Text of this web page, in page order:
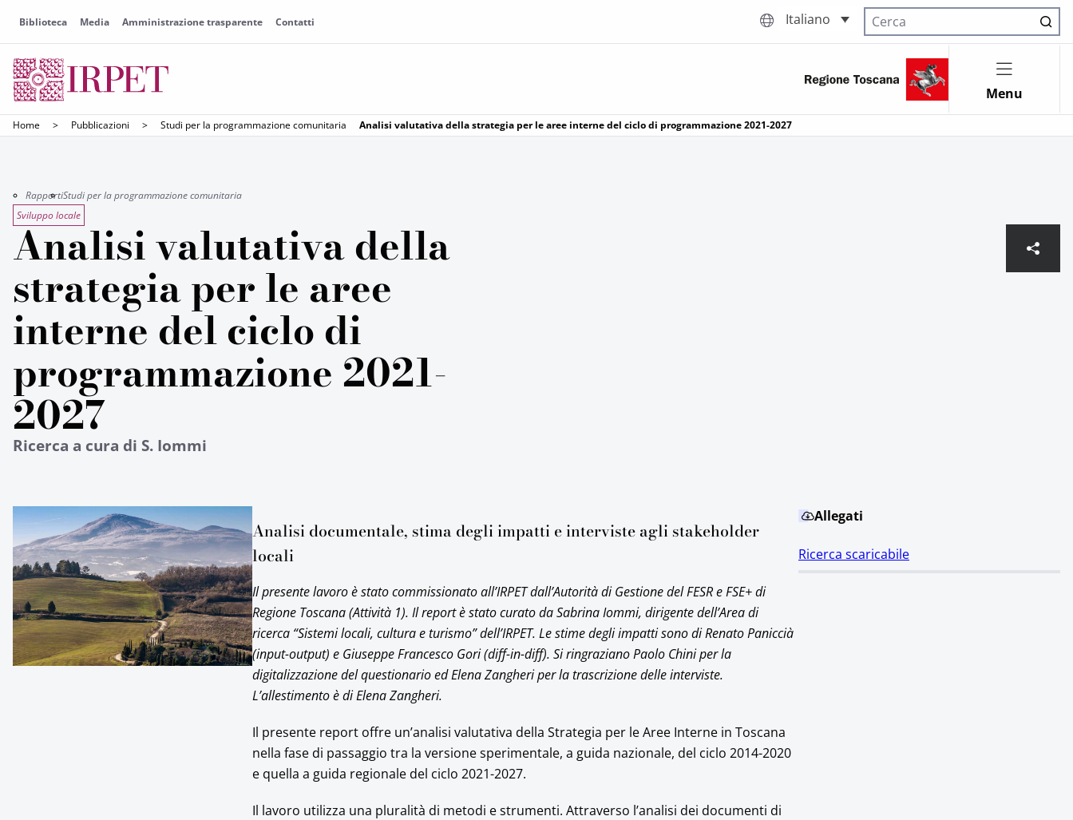
Biblioteca Media Amministrazione trasparente Contatti Italiano
Cerca nel sito
Menu
Home > Pubblicazioni > Studi per la programmazione comunitaria Analisi valutativa della strategia per le aree interne del ciclo di programmazione 2021-2027
RapportiStudi per la programmazione comunitaria
Sviluppo locale
Analisi valutativa della
strategia per le aree
interne del ciclo di
programmazione 2021-
2027
Ricerca a cura di S. Iommi
Analisi documentale, stima degli impatti e interviste agli stakeholder
locali
Il presente lavoro è stato commissionato all’IRPET dall’Autorità di Gestione del FESR e FSE+ di
Regione Toscana (Attività 1). Il report è stato curato da Sabrina Iommi, dirigente dell’Area di
ricerca “Sistemi locali, cultura e turismo” dell’IRPET. Le stime degli impatti sono di Renato Paniccià
(input-output) e Giuseppe Francesco Gori (diff-in-diff). Si ringraziano Paolo Chini per la
digitalizzazione del questionario ed Elena Zangheri per la trascrizione delle interviste.
L’allestimento è di Elena Zangheri.
Il presente report offre un’analisi valutativa della Strategia per le Aree Interne in Toscana
nella fase di passaggio tra la versione sperimentale, a guida nazionale, del ciclo 2014-2020
e quella a guida regionale del ciclo 2021-2027.
Il lavoro utilizza una pluralità di metodi e strumenti. Attraverso l’analisi dei documenti di
Allegati
Ricerca scaricabile